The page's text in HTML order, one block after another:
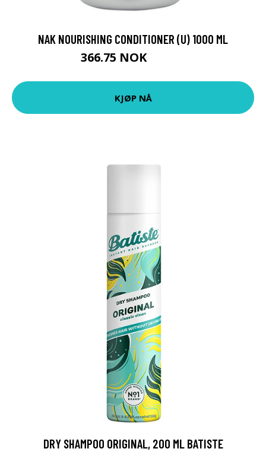
NAK NOURISHING CONDITIONER (U) 1000 ML
366.75 NOK
KJØP NÅ
DRY SHAMPOO ORIGINAL, 200 ML BATISTE